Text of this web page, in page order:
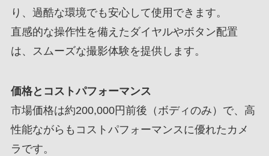
り、過酷な環境でも安心して使用できます。
直感的な操作性を備えたダイヤルやボタン配置
は、スムーズな撮影体験を提供します。
価格とコストパフォーマンス
市場価格は約200,000円前後（ボディのみ）で、高
性能ながらもコストパフォーマンスに優れたカメ
ラです。